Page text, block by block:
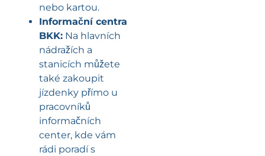
nebo kartou.
Informační centra
BKK: Na hlavních
nádražích a
stanicích můžete
také zakoupit
jízdenky přímo u
pracovníků
informačních
center, kde vám
rádi poradí s